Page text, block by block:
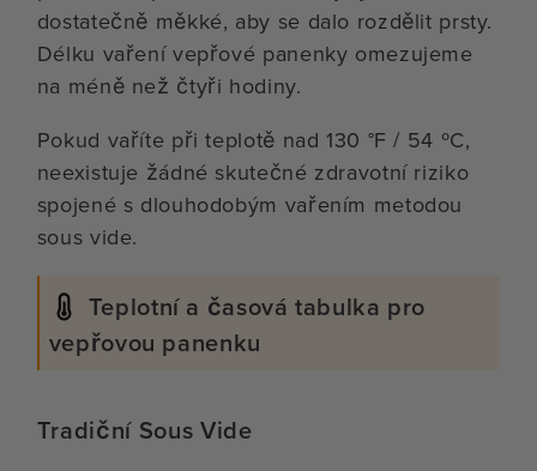
dostatečně měkké, aby se dalo rozdělit prsty.
Délku vaření vepřové panenky omezujeme
na méně než čtyři hodiny.
Pokud vaříte při teplotě nad 130 °F / 54 ºC,
neexistuje žádné skutečné zdravotní riziko
spojené s dlouhodobým vařením metodou
sous vide.
Teplotní a časová tabulka pro
vepřovou panenku
Tradiční Sous Vide